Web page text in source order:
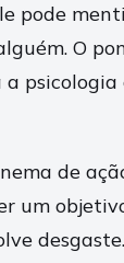
pode
O
psicologia
de
um